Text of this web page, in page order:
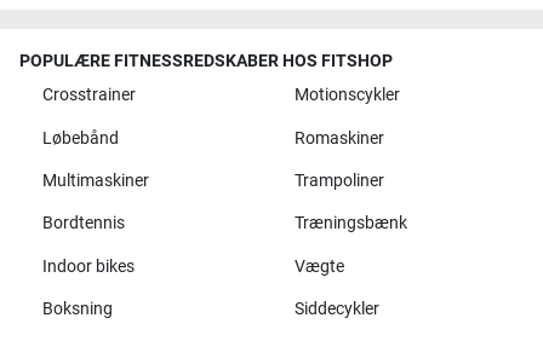
POPULÆRE FITNESSREDSKABER HOS FITSHOP
Crosstrainer
Motionscykler
Løbebånd Romaskiner
Multimaskiner Trampoliner
Bordtennis Træningsbænk
Indoor bikes Vægte
Boksning Siddecykler